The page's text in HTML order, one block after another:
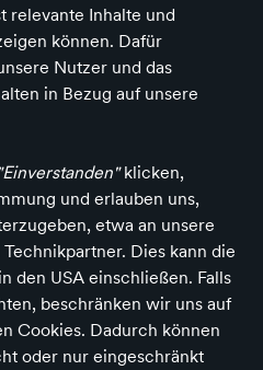
relevante Inhalte und
können. Dafür
Nutzer und das
in Bezug auf unsere
"Einverstanden"klicken,
und erlauben uns,
etwa an unsere
Dies kann die
den USA einschließen. Falls
beschränken wir uns auf
Cookies. Dadurch können
oder nur eingeschränkt